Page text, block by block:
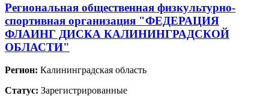
Региональная общественная физкультурно-
спортивная организация "ФЕДЕРАЦИЯ
ФЛАИНГ ДИСКА КАЛИНИНГРАДСКОЙ
ОБЛАСТИ"
Регион: Калининградская область
Статус: Зарегистрированные